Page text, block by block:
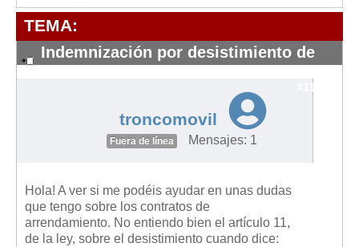
Requerimientos y comunicaciones
Formularios sobre Propiedad Horizontal
Modelos de Acta de Junta de Propietarios
Requerimientos y comunicaciones
Legislación sobre la Comunidad de Propietarios
Legislación sobre Adquisición de Vivienda en Propiedad
TEMA:
Indemnización por desistimiento de
contrato
troncomovil
Fuera de línea Mensajes: 1
Hola! A ver si me podéis ayudar en unas dudas
que tengo sobre los contratos de
arrendamiento. No entiendo bien el artículo 11,
de la ley, sobre el desistimiento cuando dice: